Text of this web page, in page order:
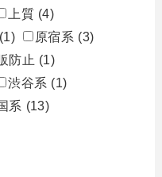
上質 (4)
(1) 原宿系 (3)
防止 (1)
渋谷系 (1)
系 (13)